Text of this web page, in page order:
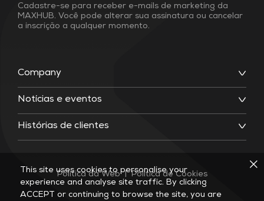
Company
Notícias e eventos
Histórias de clientes
Cadastre-se para receber e-mails de marketing da
MAXHUB. Você pode alterar sua assinatura ou cancelar
a inscrição a qualquer momento.
Política da Web | Política de Cookies
This site uses cookies to personalise your
experience and analyse site traffic. By clicking
ACCEPT or continuing to browse the site, you are